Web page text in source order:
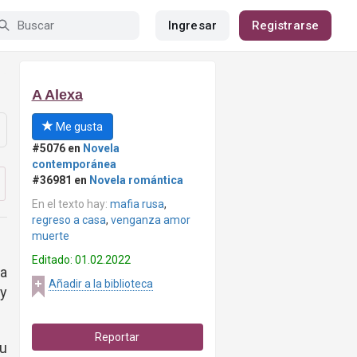
Ingresar Registrarse
A Alexa
Me gusta
#5076 en Novela
contemporánea
#36981 en Novela romántica
En el texto hay: mafia rusa,
regreso a casa, venganza amor
muerte
Editado: 01.02.2022
Añadir a la biblioteca
Reportar